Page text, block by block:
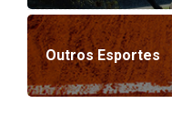
Outros Esportes